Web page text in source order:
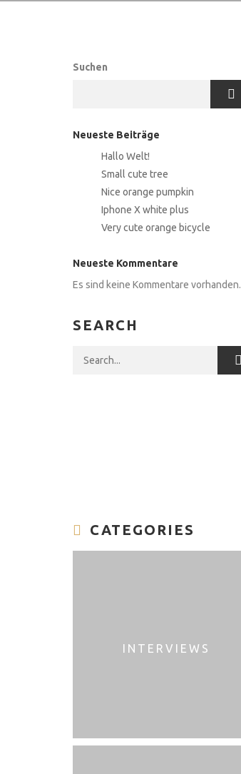
Suchen
Neueste Beiträge
Hallo Welt!
Small cute tree
Nice orange pumpkin
Iphone X white plus
Very cute orange bicycle
Neueste Kommentare
Es sind keine Kommentare vorhanden.
SEARCH
Search for:
CATEGORIES
INTERVIEWS